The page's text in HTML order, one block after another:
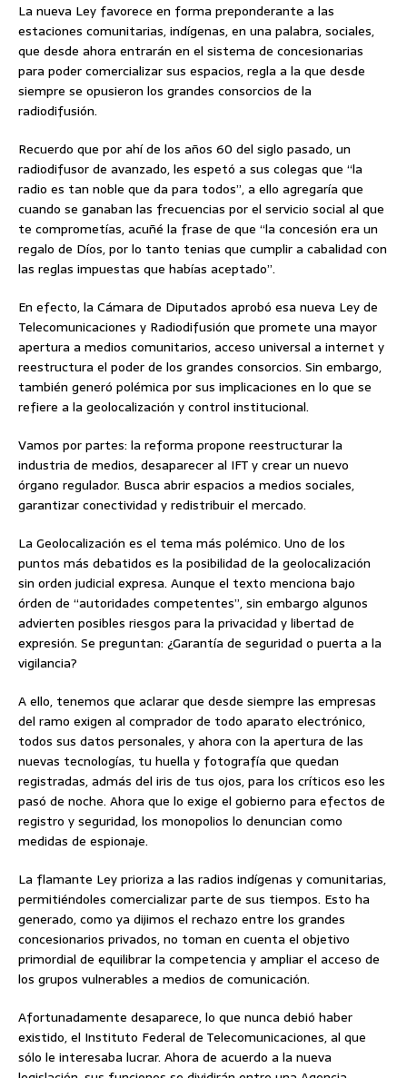
La nueva Ley favorece en forma preponderante a las
estaciones comunitarias, indígenas, en una palabra, sociales,
que desde ahora entrarán en el sistema de concesionarias
para poder comercializar sus espacios, regla a la que desde
siempre se opusieron los grandes consorcios de la
radiodifusión.
Recuerdo que por ahí de los años 60 del siglo pasado, un
radiodifusor de avanzado, les espetó a sus colegas que “la
radio es tan noble que da para todos”, a ello agregaría que
cuando se ganaban las frecuencias por el servicio social al que
te comprometías, acuñé la frase de que “la concesión era un
regalo de Díos, por lo tanto tenias que cumplir a cabalidad con
las reglas impuestas que habías aceptado”.
En efecto, la Cámara de Diputados aprobó esa nueva Ley de
Telecomunicaciones y Radiodifusión que promete una mayor
apertura a medios comunitarios, acceso universal a internet y
reestructura el poder de los grandes consorcios. Sin embargo,
también generó polémica por sus implicaciones en lo que se
refiere a la geolocalización y control institucional.
Vamos por partes: la reforma propone reestructurar la
industria de medios, desaparecer al IFT y crear un nuevo
órgano regulador. Busca abrir espacios a medios sociales,
garantizar conectividad y redistribuir el mercado.
La Geolocalización es el tema más polémico. Uno de los
puntos más debatidos es la posibilidad de la geolocalización
sin orden judicial expresa. Aunque el texto menciona bajo
órden de “autoridades competentes”, sin embargo algunos
advierten posibles riesgos para la privacidad y libertad de
expresión. Se preguntan: ¿Garantía de seguridad o puerta a la
vigilancia?
A ello, tenemos que aclarar que desde siempre las empresas
del ramo exigen al comprador de todo aparato electrónico,
todos sus datos personales, y ahora con la apertura de las
nuevas tecnologías, tu huella y fotografía que quedan
registradas, admás del iris de tus ojos, para los críticos eso les
pasó de noche. Ahora que lo exige el gobierno para efectos de
registro y seguridad, los monopolios lo denuncian como
medidas de espionaje.
La flamante Ley prioriza a las radios indígenas y comunitarias,
permitiéndoles comercializar parte de sus tiempos. Esto ha
generado, como ya dijimos el rechazo entre los grandes
concesionarios privados, no toman en cuenta el objetivo
primordial de equilibrar la competencia y ampliar el acceso de
los grupos vulnerables a medios de comunicación.
Afortunadamente desaparece, lo que nunca debió haber
existido, el Instituto Federal de Telecomunicaciones, al que
sólo le interesaba lucrar. Ahora de acuerdo a la nueva